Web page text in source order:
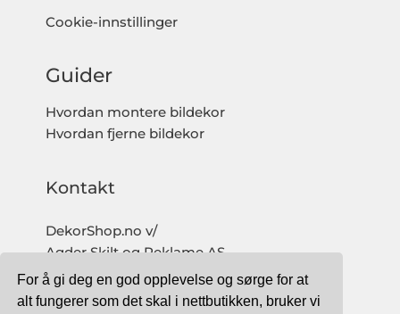
For å gi deg en god opplevelse og sørge for at
alt fungerer som det skal i nettbutikken, bruker vi
Cookie-innstillinger
Guider
Hvordan montere bildekor
Hvordan fjerne bildekor
Kontakt
DekorShop.no v/
Agder Skilt og Reklame AS
Org. nr: 997 633 016 MVA
salg@dekorshop.no